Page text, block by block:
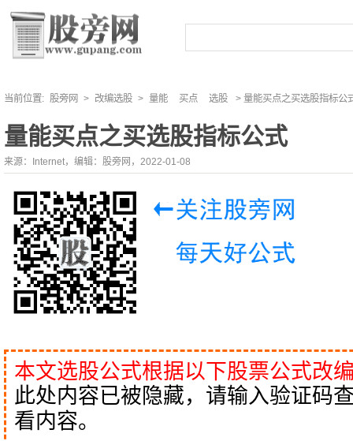
当前位置: 股旁网 > 改编选股 > 量能 买点 选股 > 量能买点之买选股指标公
量能买点之买选股指标公式
来源：Internet，编辑：股旁网，2022-01-08
本文选股公式根据以下股票公式改
此处内容已被隐藏，请输入验证码
看内容。